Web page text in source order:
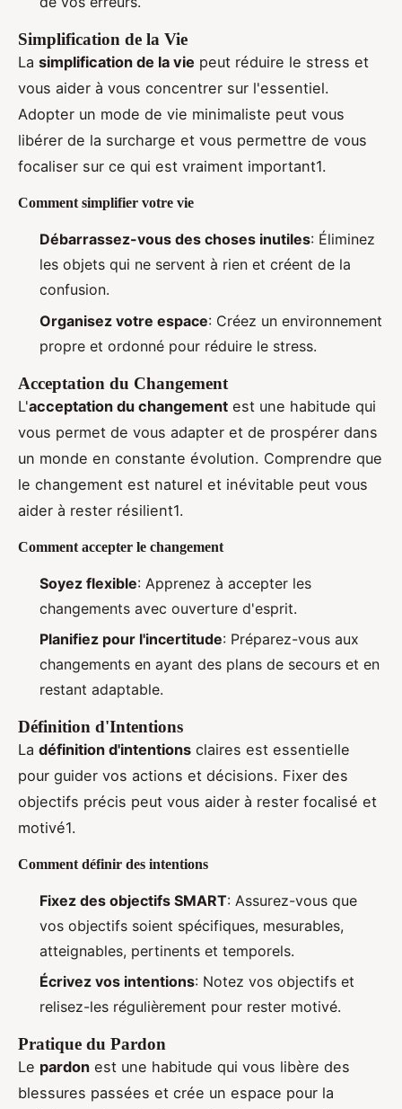
Simplification de la Vie
La simplification de la vie peut réduire le stress et
vous aider à vous concentrer sur l'essentiel.
Adopter un mode de vie minimaliste peut vous
libérer de la surcharge et vous permettre de vous
focaliser sur ce qui est vraiment important1.
Comment simplifier votre vie
Débarrassez-vous des choses inutiles: Éliminez
les objets qui ne servent à rien et créent de la
confusion.
Organisez votre espace: Créez un environnement
propre et ordonné pour réduire le stress.
Acceptation du Changement
L'acceptation du changement est une habitude qui
vous permet de vous adapter et de prospérer dans
un monde en constante évolution. Comprendre que
le changement est naturel et inévitable peut vous
aider à rester résilient1.
Comment accepter le changement
Soyez flexible: Apprenez à accepter les
changements avec ouverture d'esprit.
Planifiez pour l'incertitude: Préparez-vous aux
changements en ayant des plans de secours et en
restant adaptable.
Définition d'Intentions
La définition d'intentions claires est essentielle
pour guider vos actions et décisions. Fixer des
objectifs précis peut vous aider à rester focalisé et
motivé1.
Comment définir des intentions
Fixez des objectifs SMART: Assurez-vous que
vos objectifs soient spécifiques, mesurables,
atteignables, pertinents et temporels.
Écrivez vos intentions: Notez vos objectifs et
relisez-les régulièrement pour rester motivé.
Pratique du Pardon
Le pardon est une habitude qui vous libère des
blessures passées et crée un espace pour la